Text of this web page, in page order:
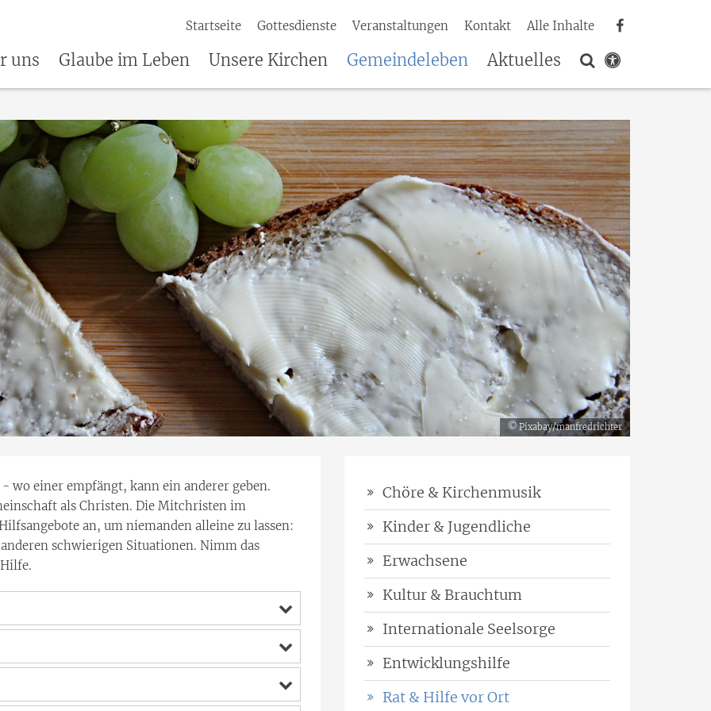
Startseite Gottesdienste Veranstaltungen Kontakt Alle Inhalte
uns Glaube im Leben Unsere Kirchen Gemeindeleben Aktuelles
© Pixabay/manfredrichter
wo einer empfängt, kann ein anderer geben.
als Christen. Die Mitchristen im
an, um niemanden alleine zu lassen:
schwierigen Situationen. Nimm das
Chöre & Kirchenmusik
Kinder & Jugendliche
Erwachsene
Kultur & Brauchtum
Internationale Seelsorge
Entwicklungshilfe
Rat & Hilfe vor Ort